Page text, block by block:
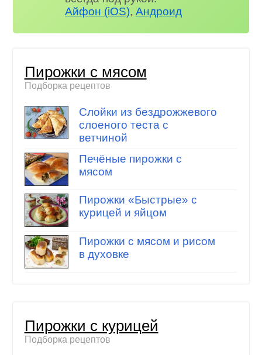
Айфон (iOS),Андроид
Пирожки с мясом
Подборка рецептов
Слойки из бездрожжевого
слоеного теста с
ветчиной
Печёные пирожки с
мясом
Пирожки «Быстрые» с
курицей и яйцом
Пирожки с мясом и рисом
в духовке
Пирожки с курицей
Подборка рецептов